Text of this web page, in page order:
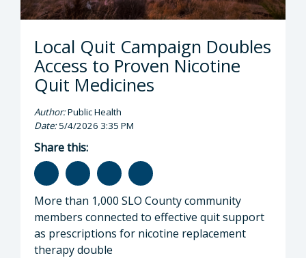
Local Quit Campaign Doubles
Access to Proven Nicotine
Quit Medicines
Author:Public Health
Date:5/4/2026 3:35 PM
Share this:
More than 1,000 SLO County community
members connected to effective quit support
as prescriptions for nicotine replacement
therapy double